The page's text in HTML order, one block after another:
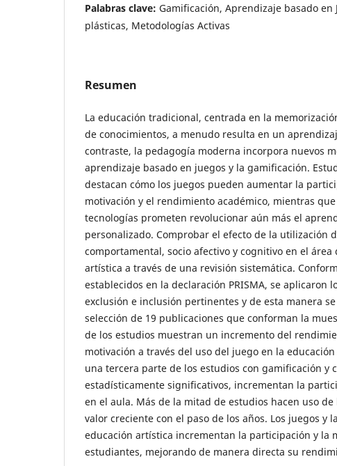
Palabras clave: Gamificación, Aprendizaje basado en
plásticas, Metodologías Activas
Resumen
La educación tradicional, centrada en la
de conocimientos, a menudo resulta en un
contraste, la pedagogía moderna incorpora nuevos
aprendizaje basado en juegos y la gamificación.
destacan cómo los juegos pueden aumentar la
motivación y el rendimiento académico, mientras
tecnologías prometen revolucionar aún más el
personalizado. Comprobar el efecto de la utilización
comportamental, socio afectivo y cognitivo en el área
artística a través de una revisión sistemática.
establecidos en la declaración PRISMA, se aplicaron
exclusión e inclusión pertinentes y de esta manera
selección de 19 publicaciones que conforman la
de los estudios muestran un incremento del
motivación a través del uso del juego en la
una tercera parte de los estudios con gamificación y
estadísticamente significativos, incrementan la
en el aula. Más de la mitad de estudios hacen uso de
valor creciente con el paso de los años. Los juegos y
educación artística incrementan la participación y la
estudiantes, mejorando de manera directa su